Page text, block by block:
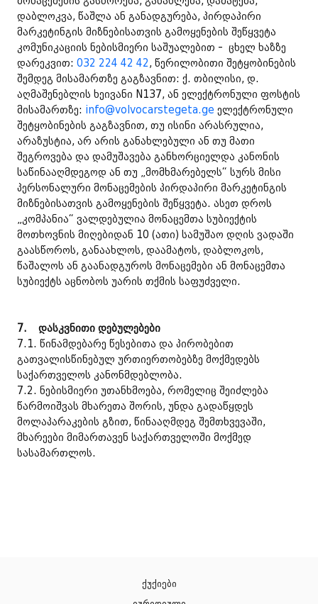
დაბლოკვა, წაშლა ან განადგურება, პირდაპირი
მარკეტინგის მიზნებისათვის გამოყენების შეწყვეტა
კომუნიკაციის ნებისმიერი საშუალებით - ცხელ ხაზზე
დარეკვით: 032 224 42 42, წერილობითი შეტყობინების
შემდეგ მისამართზე გაგზავნით: ქ. თბილისი, დ.
აღმაშენებლის ხეივანი N137, ან ელექტრონული ფოსტის
მისამართზე: info@volvocarstegeta.ge ელექტრონული
შეტყობინების გაგზავნით, თუ ისინი არასრულია,
არაზუსტია, არ არის განახლებული ან თუ მათი
შეგროვება და დამუშავება განხორციელდა კანონის
საწინააღმდეგოდ ან თუ „მომხმარებელს“ სურს მისი
პერსონალური მონაცემების პირდაპირი მარკეტინგის
მიზნებისათვის გამოყენების შეწყვეტა. ასეთ დროს
„კომპანია“ ვალდებულია მონაცემთა სუბიექტის
მოთხოვნის მიღებიდან 10 (ათი) სამუშაო დღის ვადაში
გაასწოროს, განაახლოს, დაამატოს, დაბლოკოს,
წაშალოს ან გაანადგუროს მონაცემები ან მონაცემთა
სუბიექტს აცნობოს უარის თქმის საფუძველი.
7.
დასკვნითი დებულებები
7.1. წინამდებარე წესებითა და პირობებით
გათვალისწინებულ ურთიერთობებზე მოქმედებს
საქართველოს კანონმდებლობა.
7.2. ნებისმიერი უთანხმოება, რომელიც შეიძლება
წარმოიშვას მხარეთა შორის, უნდა გადაწყდეს
მოლაპარაკების გზით, წინააღმდეგ შემთხვევაში,
მხარეები მიმართავენ საქართველოში მოქმედ
სასამართლოს.
ქუქიები